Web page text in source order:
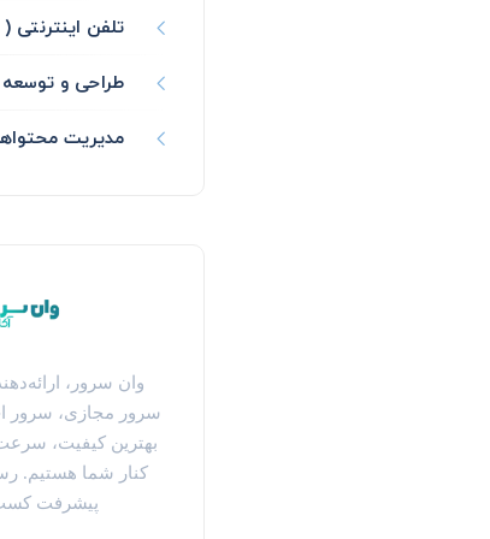
تلفن اینترنتی ( VOIP )
طراحی و
مدیریت
وان سرور،
سرور مجازی، سرور
کنار شما هستیم.
پیشرفت